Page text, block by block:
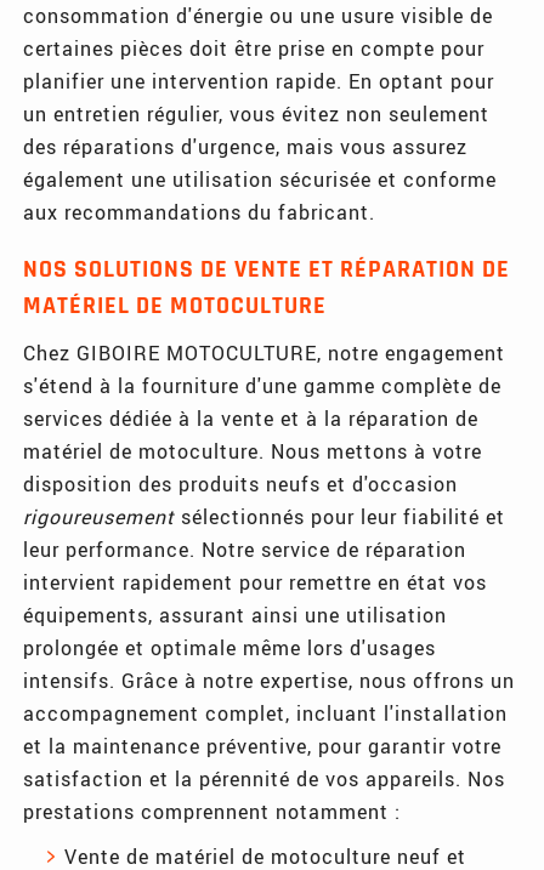
consommation d'énergie ou une usure visible de
certaines pièces doit être prise en compte pour
planifier une intervention rapide. En optant pour
un entretien régulier, vous évitez non seulement
des réparations d'urgence, mais vous assurez
également une utilisation sécurisée et conforme
aux recommandations du fabricant.
NOS SOLUTIONS DE VENTE ET RÉPARATION DE
MATÉRIEL DE MOTOCULTURE
Chez GIBOIRE MOTOCULTURE, notre engagement
s'étend à la fourniture d'une gamme complète de
services dédiée à la vente et à la réparation de
matériel de motoculture. Nous mettons à votre
disposition des produits neufs et d'occasion
rigoureusement sélectionnés pour leur fiabilité et
leur performance. Notre service de réparation
intervient rapidement pour remettre en état vos
équipements, assurant ainsi une utilisation
prolongée et optimale même lors d'usages
intensifs. Grâce à notre expertise, nous offrons un
accompagnement complet, incluant l'installation
et la maintenance préventive, pour garantir votre
satisfaction et la pérennité de vos appareils. Nos
prestations comprennent notamment :
Vente de matériel de motoculture neuf et